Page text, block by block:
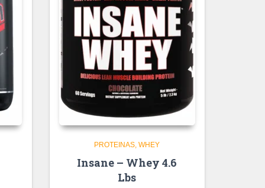
PROTEINAS WHEY
Insane – Whey 4.6
Lbs